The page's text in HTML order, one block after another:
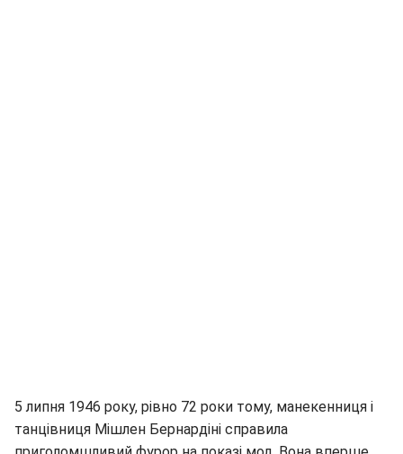
5 липня 1946 року, рівно 72 роки тому, манекенниця і
танцівниця Мішлен Бернардіні справила